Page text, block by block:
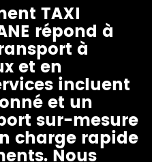
TAXI
répond à
à
et en
incluent
et un
sur-mesure
charge rapide